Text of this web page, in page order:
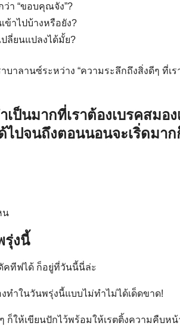
Search
for:
ว่า “ขอบคุณจัง”?
ข้าไปบ้างหรือยัง?
ปลี่ยนแปลงได้มั้ย?
บาลานซ์ระหว่าง “ความระลึกถึงสิ่งดีๆ ที่เ
เป็นมากที่เราต้องเบรคสมอ
ด้ไปจนถึงตอนนอนจะเริ่ดมา
น
รุ่งนี้
คทีฟได้ ก็อยู่ที่วันนี้นี่ล่ะ
ทำในวันพรุ่งนี้แบบไม่ทำไม่ได้เด็ดขาด!
ก็ให้เขียนปักไว้พร้อมให้เรตติ้งความคืบหน้